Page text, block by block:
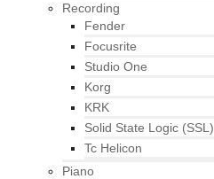
Recording
Fender
Focusrite
Studio One
Korg
KRK
Solid State Logic (SSL)
Tc Helicon
Piano